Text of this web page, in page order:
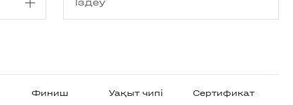
Финиш Уақыт чипі Сертификат